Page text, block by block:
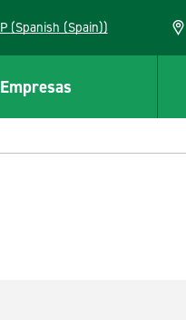
ESP (Spanish (Spain))
Empresas